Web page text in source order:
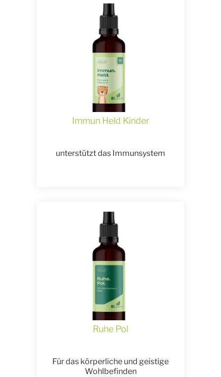
Immun Held Kinder
unterstützt das Immunsystem
Ruhe Pol
Für das körperliche und geistige
Wohlbefinden